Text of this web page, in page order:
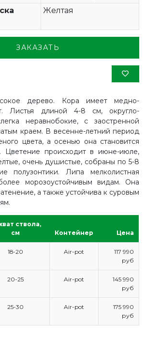
Желтая
ЗАКАЗАТЬ
дерево. Кора имеет медно-
Листья длиной 4-8 см, округло-
неравнобокие, с заостренной
краем. В весенне-летний период
цвета, а осенью она становится
Цветение происходит в июне-июле,
очень душистые, собраны по 5-8
полузонтики. Липа мелколистная
морозоустойчивым видам. Она
а также устойчива к суровым
ствола,
см
Контейнер Цена
18-20 Air-pot
117 990
руб
20-25 Air-pot
145 990
руб
25-30 Air-pot
175 990
руб